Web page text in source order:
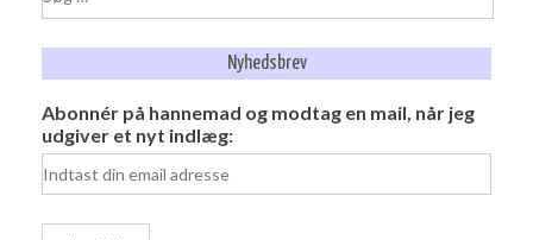
efter:
Nyhedsbrev
Abonnér på hannemad og modtag en mail, når jeg
udgiver et nyt indlæg: